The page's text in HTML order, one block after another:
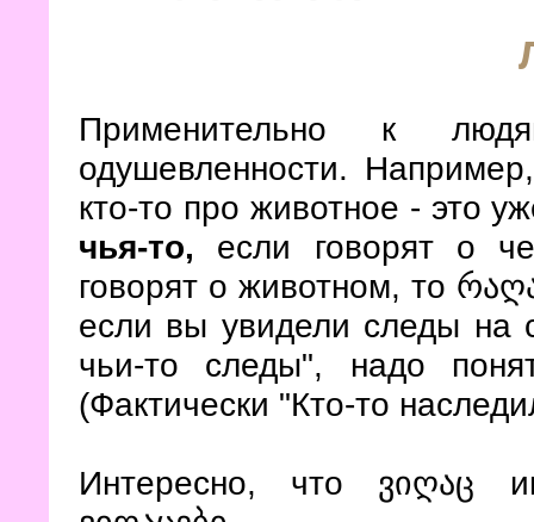
Применительно к
одушевленности.
кто-то про животное - это
чья-то, если говорят о
говорят о животном, то
если вы увидели следы на
чьи-то следы", надо
(Фактически "Кто-то
Интересно, что ვიღაც